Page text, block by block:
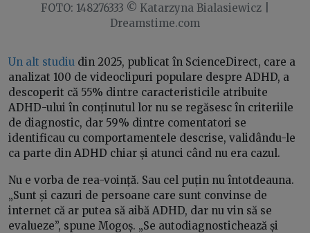
FOTO: 148276333 © Katarzyna Bialasiewicz |
Dreamstime.com
Un alt studiu din 2025, publicat în ScienceDirect, care a
analizat 100 de videoclipuri populare despre ADHD, a
descoperit că 55% dintre caracteristicile atribuite
ADHD-ului în conținutul lor nu se regăsesc în criteriile
de diagnostic, dar 59% dintre comentatori se
identificau cu comportamentele descrise, validându-le
ca parte din ADHD chiar și atunci când nu era cazul.
Nu e vorba de rea-voință. Sau cel puțin nu întotdeauna.
„Sunt și cazuri de persoane care sunt convinse de
internet că ar putea să aibă ADHD, dar nu vin să se
evalueze”, spune Mogoș. „Se autodiagnostichează și